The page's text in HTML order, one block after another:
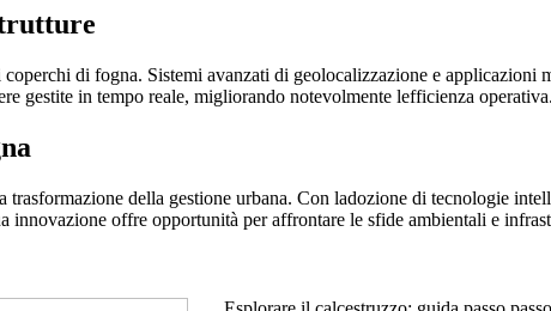
di fogna. Sistemi avanzati di geolocalizzazione e applicazioni
gestite in tempo reale, migliorando notevolmente lefficienza operativa.
della gestione urbana. Con ladozione di tecnologie
offre opportunità per affrontare le sfide ambientali e